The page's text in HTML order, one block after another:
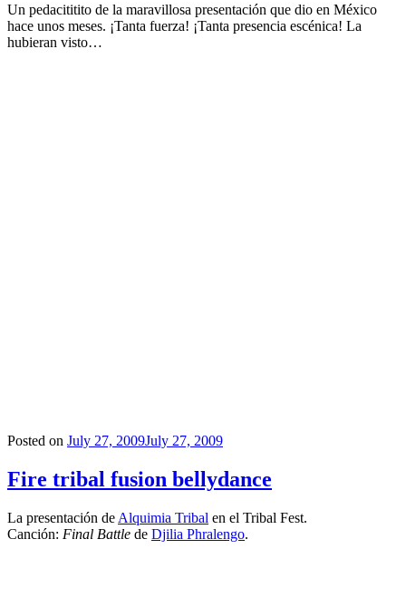
Un pedacititito de la maravillosa presentación que dio en México
hace unos meses. ¡Tanta fuerza! ¡Tanta presencia escénica! La
hubieran visto…
Posted on July 27, 2009July 27, 2009
Fire tribal fusion bellydance
La presentación de Alquimia Tribal en el Tribal Fest.
Canción: Final Battle de Djilia Phralengo.